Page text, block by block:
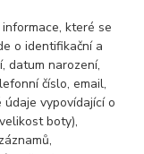
které se
o identifikační a
datum narození,
číslo, email,
vypovídající o
boty),